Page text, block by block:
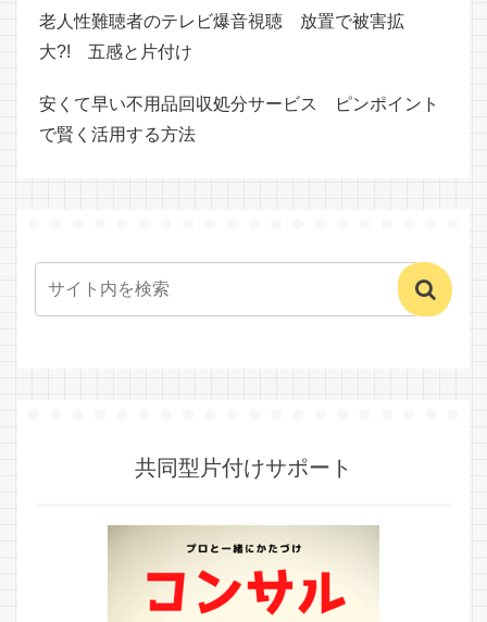
老人性難聴者のテレビ爆音視聴 放置で被害拡
大?! 五感と片付け
安くて早い不用品回収処分サービス ピンポイント
で賢く活用する方法
共同型片付けサポート